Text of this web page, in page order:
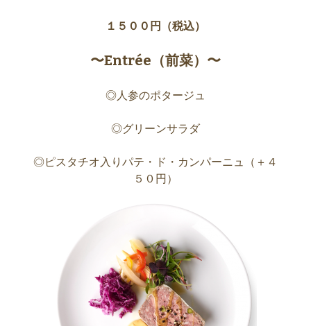
１５００円（税込）
〜Entrée（前菜）〜
◎人参のポタージュ
◎グリーンサラダ
◎ピスタチオ入りパテ・ド・カンパーニュ（＋４
５０円）